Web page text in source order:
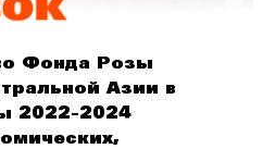
Фонда Розы
Азии в
2022-2024